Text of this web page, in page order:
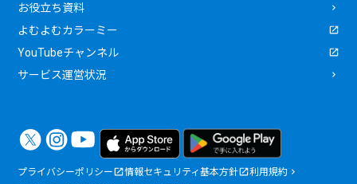
お役立ち資料
よむよむカラーミー
YouTubeチャンネル
サービス運営状況
プライバシーポリシー 情報セキュリティ基本方針
利用規約